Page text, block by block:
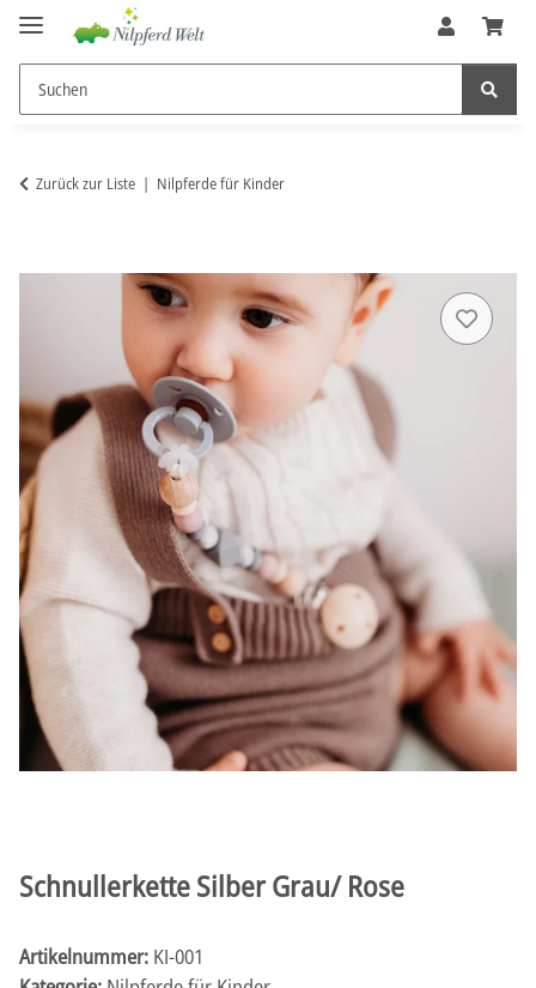
Zurück zur Liste Nilpferde für Kinder
Schnullerkette Silber Grau/ Rose
Artikelnummer: KI-001